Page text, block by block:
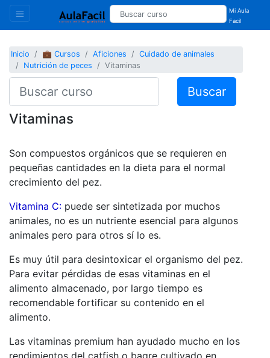
Mi Aula
Facil
Inicio 💼 Cursos Aficiones
Cuidado de animales
Nutrición de peces
Vitaminas
Buscar
Vitaminas
Son compuestos orgánicos que se requieren en
pequeñas cantidades en la dieta para el normal
crecimiento del pez.
Vitamina C: puede ser sintetizada por muchos
animales, no es un nutriente esencial para algunos
animales pero para otros sí lo es.
Es muy útil para desintoxicar el organismo del pez.
Para evitar pérdidas de esas vitaminas en el
alimento almacenado, por largo tiempo es
recomendable fortificar su contenido en el
alimento.
Las vitaminas premium han ayudado mucho en los
rendimientos del catfish o bagre cultivado en